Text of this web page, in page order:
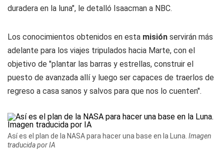
duradera en la luna", le detalló Isaacman a NBC.
Los conocimientos obtenidos en esta misión servirán más
adelante para los viajes tripulados hacia Marte, con el
objetivo de "plantar las barras y estrellas, construir el
puesto de avanzada allí y luego ser capaces de traerlos de
regreso a casa sanos y salvos para que nos lo cuenten".
Así es el plan de la NASA para hacer una base en la Luna. Imagen
traducida por IA